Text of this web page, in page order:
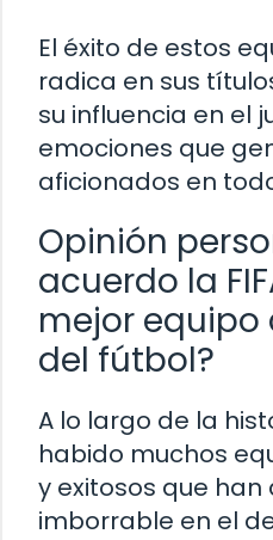
El éxito de estos
radica en sus
su influencia en el
emociones que
aficionados en
Opinión
acuerdo la
mejor equipo
del fútbol?
A lo largo de la
habido muchos
y exitosos que
imborrable en el